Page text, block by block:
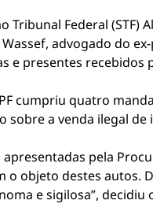
Tribunal Federal
advogado do
e presentes recebidos
cumpriu quatro
sobre a venda ilegal
apresentadas pela
o objeto destes autos.
e sigilosa”, decidiu